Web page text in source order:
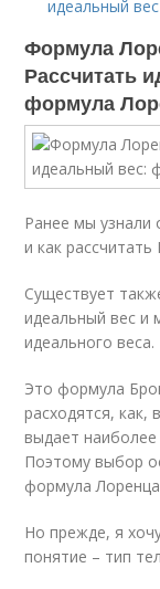
идеальный
Формула
Рассчитать
формула
Ранее мы узнали
и как
Существует
идеальный вес и
идеального веса.
Это формула
расходятся, как,
выдает
Поэтому выбор
формула
Но прежде, я
понятие – тип